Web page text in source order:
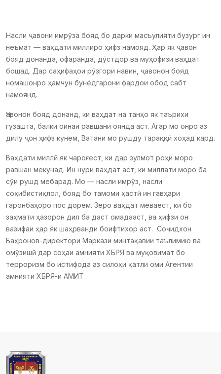
Насли ҷавони имрӯза бояд бо дарки масъулияти бузург ин
неъмат — ваҳдати миллиро ҳифз намояд. Ҳар як ҷавон
бояд донанда, офаранда, дӯстдор ва муҳофизи ваҳдат
бошад. Дар саҳифаҳои рӯзгори навин, ҷавонон бояд
номашонро ҳамчун бунёдгарони фардои обод сабт
намоянд.
Ҷавонон бояд донанд, ки ваҳдат на танҳо як таърихи
гузашта, балки оинаи равшани оянда аст. Агар мо онро аз
дилу ҷон ҳифз кунем, Ватани мо рушду тараққӣ хоҳад кард.
Ваҳдати миллӣ як чароғест, ки дар зулмот роҳи моро
равшан мекунад. Ин нури ваҳдат аст, ки миллати моро ба
сӯи рушд мебарад. Мо — насли имрӯз, насли
соҳибистиқлол, бояд бо тамоми ҳастӣ ин гавҳари
гаронбаҳоро пос дорем. Зеро ваҳдат меваест, ки бо
заҳмати ҳазорон дил ба даст омадааст, ва ҳифзи он
вазифаи ҳар як шаҳрванди боифтихор аст. Соҷидхон
Баҳронов-директори Маркази минтақавии таълимию ва
омӯзишӣ дар соҳаи амнияти ХБРЯ ва муқовимат бо
терроризм бо истифода аз силоҳи қатли оми Агентии
амнияти ХБРЯ-и АМИТ